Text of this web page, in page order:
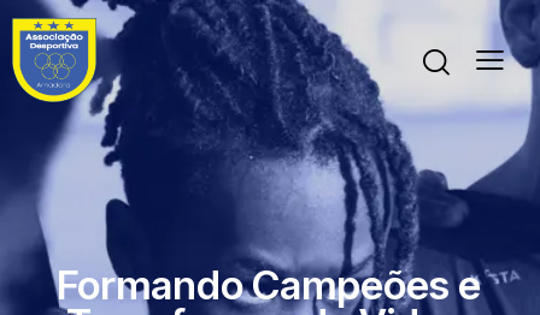
Formando Campeões e